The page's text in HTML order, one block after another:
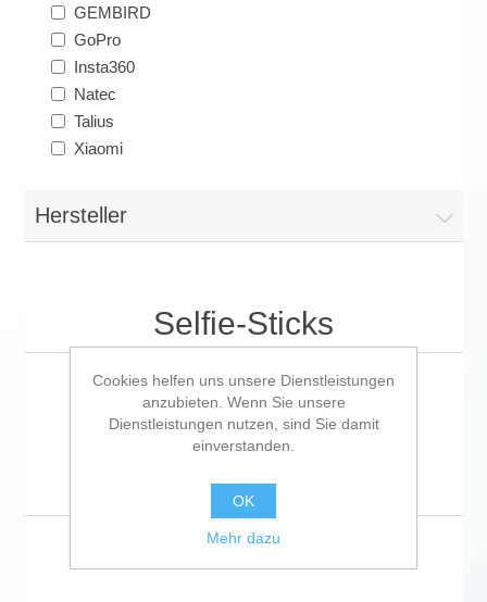
GEMBIRD
GoPro
Insta360
Natec
Talius
Xiaomi
Hersteller
Selfie-Sticks
Anzeigen nach
Cookies helfen uns unsere Dienstleistungen
anzubieten. Wenn Sie unsere
Dienstleistungen nutzen, sind Sie damit
einverstanden.
OK
Mehr dazu